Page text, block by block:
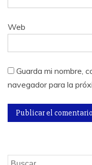
Web
Guarda mi nombre,
navegador para la
Buscar: